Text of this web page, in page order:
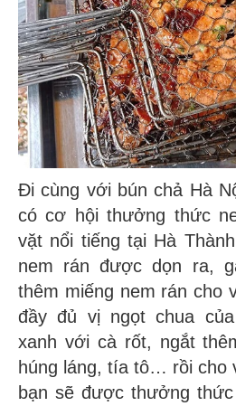
Đi cùng với bún chả Hà
có cơ hội thưởng thức
vặt nổi tiếng tại Hà
nem rán được dọn ra,
thêm miếng nem rán cho
đầy đủ vị ngọt chua
xanh với cà rốt, ngắt
húng láng, tía tô… rồi cho
bạn sẽ được thưởng